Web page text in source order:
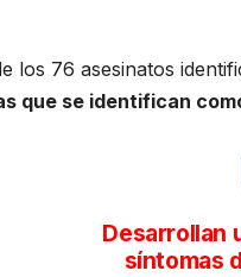
los 76 asesinatos
que se identifican
Desarrollan
síntomas